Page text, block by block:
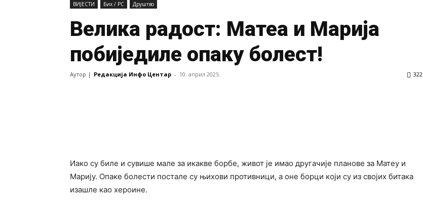
ВИЈЕСТИ Бих / РС Друштво
Велика радост: Матеа и Марија
побиједиле опаку болест!
Аутор | Редакција Инфо Центар - 10. април 2025. 322
Иако су биле и сувише мале за икакве борбе, живот је имао другачије планове за Матеу и
Марију. Опаке болести постале су њихови противници, а оне борци који су из својих битака
изашле као хероине.